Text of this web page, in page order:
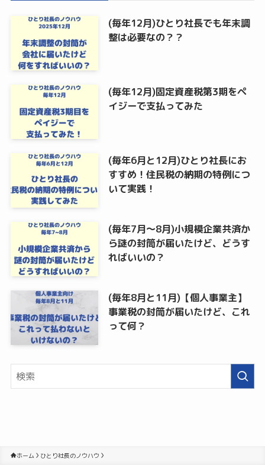
(毎年12月)ひとり社長でも年末調
整は必要なの？？
(毎年12月)固定資産税第3期をペ
イジーで支払ってみた
(毎年6月と12月)ひとり社長にお
すすめ！住民税の納期の特例につ
いて実践！
(毎年7月～8月)小規模企業共済か
ら謎の封筒が届いたけど、どうす
ればいいの？
(毎年8月と11月)【個人事業主】
事業税の封筒が届いたけど、これ
って何？
ホーム ひとり社長のノウハウ